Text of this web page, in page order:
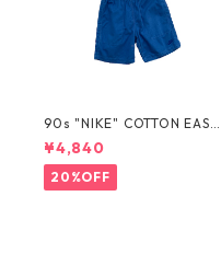
90s "NIKE" COTTON EASY
SHORTS
¥4,840
20%OFF